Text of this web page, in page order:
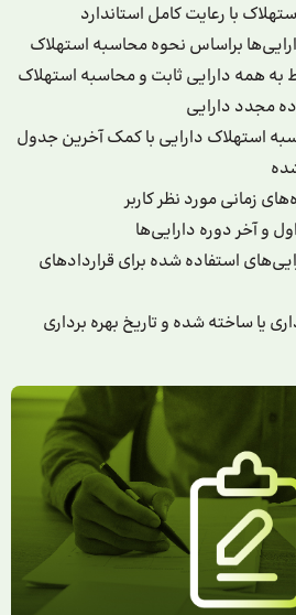
با رعایت کامل استاندارد
براساس نحوه محاسبه استهلاک
به همه دارایی ثابت و محاسبه استهلاک
مجدد دارایی
استهلاک دارایی با کمک آخرین جدول
زمانی مورد نظر کاربر
و آخر دوره دارایی­‌ها
استفاده شده برای قراردادهای
یا ساخته شده و تاریخ بهره برداری